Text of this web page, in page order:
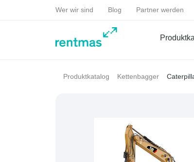
Wer wir sind Blog Partner werden
Produktkatalog Kettenbagger